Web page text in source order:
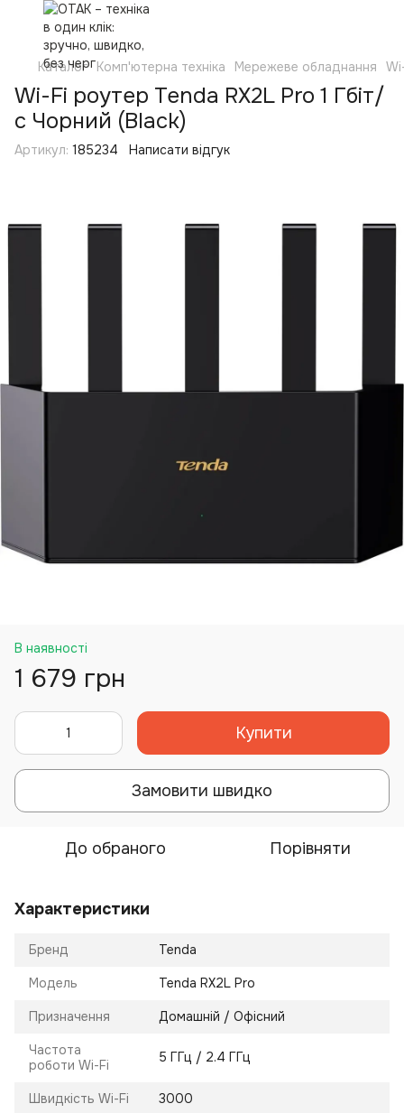
Каталог Комп'ютерна техніка Мережеве обладнання
Wi-Fi роутер Tenda RX2L Pro 1 Гбіт/
с Чорний (Black)
Артикул: 185234 Написати відгук
В наявності
1 679 грн
Купити
Замовити швидко
До обраного Порівняти
Характеристики
Бренд Tenda
Модель Tenda RX2L Pro
Призначення Домашній / Офісний
Частота
роботи Wi-Fi
5 ГГц / 2.4 ГГц
Швидкість Wi-Fi 3000